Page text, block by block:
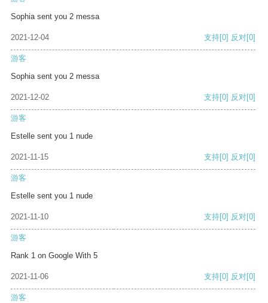
Sophia sent you 2 messa
2021-12-04 支持[0] 反对[0]
游客
Sophia sent you 2 messa
2021-12-02 支持[0] 反对[0]
游客
Estelle sent you 1 nude
2021-11-15 支持[0] 反对[0]
游客
Estelle sent you 1 nude
2021-11-10 支持[0] 反对[0]
游客
Rank 1 on Google With 5
2021-11-06 支持[0] 反对[0]
游客